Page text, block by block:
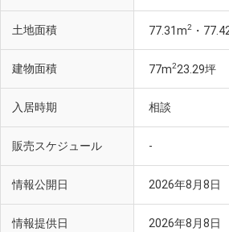
土地面積 77.31m2 ・
建物面積 77m223.29坪
入居時期 相談
販売スケジュール -
情報公開日 2026年8月8日
情報提供日 2026年8月8日